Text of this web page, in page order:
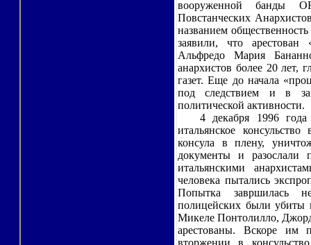
вооруженной банды
Повстанческих
названием
заявили, что арестован
Альфредо Мария
анархистов более 20 лет,
газет. Еще до начала
под следствием и в
политической активности.
4 декабря 1996 года
итальянское
консула в плену,
документы и разослали
итальянскими
человека пытались
Попытка завршилась
полицейских были убиты
Микеле Понтолилло,
арестованы. Вскоре им
вторжении в